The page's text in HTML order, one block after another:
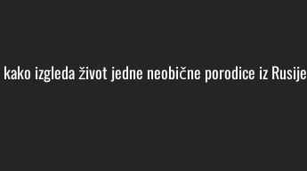
izgleda život jedne neobične porodice iz Rusije